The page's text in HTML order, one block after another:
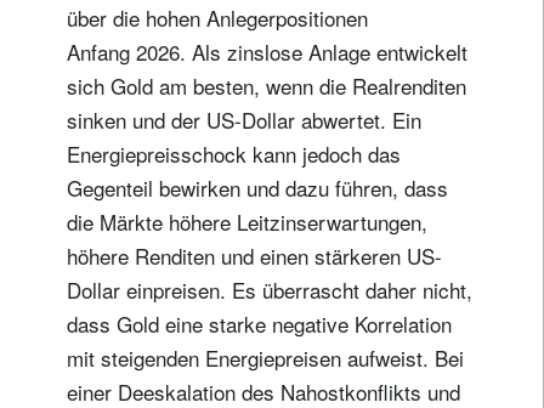
über die hohen Anlegerpositionen
Anfang 2026. Als zinslose Anlage entwickelt
sich Gold am besten, wenn die Realrenditen
sinken und der US-Dollar abwertet. Ein
Energiepreisschock kann jedoch das
Gegenteil bewirken und dazu führen, dass
die Märkte höhere Leitzinserwartungen,
höhere Renditen und einen stärkeren US-
Dollar einpreisen. Es überrascht daher nicht,
dass Gold eine starke negative Korrelation
mit steigenden Energiepreisen aufweist. Bei
einer Deeskalation des Nahostkonflikts und